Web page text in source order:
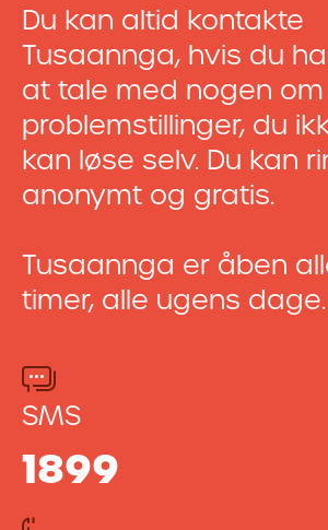
Du kan altid kontakte
Tusaannga, hvis du
at tale med nogen om
problemstillinger, du
kan løse selv. Du kan
anonymt og gratis.
Tusaannga er åben
timer, alle ugens dage.
SMS
1899